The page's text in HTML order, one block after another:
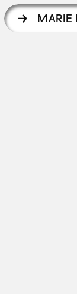
MARIE